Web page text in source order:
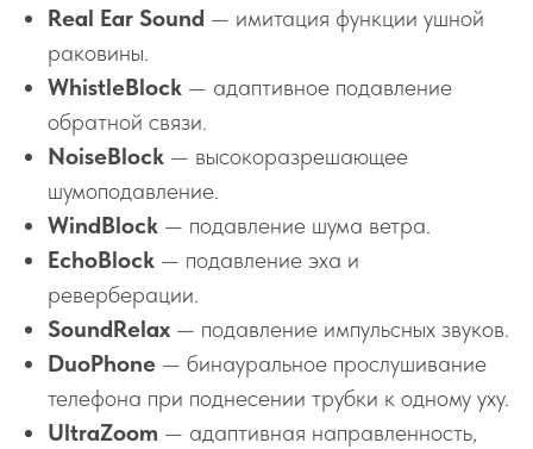
Real Ear Sound — имитация функции ушной
раковины.
WhistleBlock — адаптивное подавление
обратной связи.
NoiseBlock — высокоразрешающее
шумоподавление.
WindBlock — подавление шума ветра.
EchoBlock — подавление эха и
реверберации.
SoundRelax — подавление импульсных звуков.
DuoPhone — бинауральное прослушивание
телефона при поднесении трубки к одному уху.
UltraZoom — адаптивная направленность,